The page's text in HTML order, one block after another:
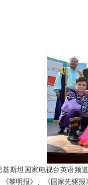
坦国家电视台英语频道
《黎明报》、《国家先驱报